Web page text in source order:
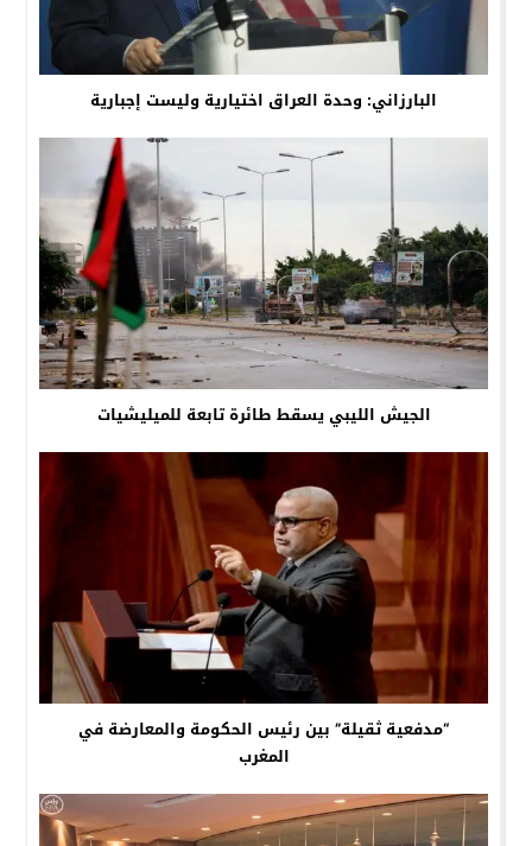
البارزاني: وحدة العراق اختيارية وليست إجبارية
الجيش الليبي يسقط طائرة تابعة للميليشيات
“مدفعية ثقيلة” بين رئيس الحكومة والمعارضة في
المغرب